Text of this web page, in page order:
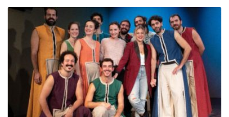
επιστρέφει
στην
Παιδική
Σκηνή-
Εφηβική
Σκηνή
του
Γυάλινου
Μουσικού
Θεάτρου”